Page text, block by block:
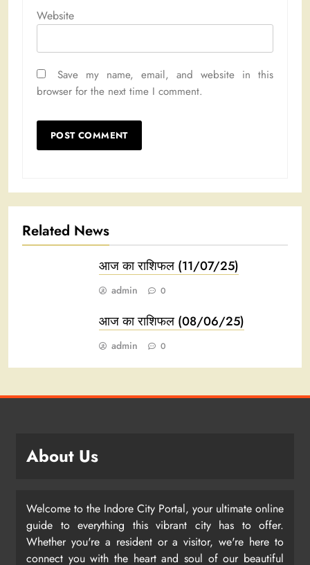
Website
Save my name, email, and website in this
browser for the next time I comment.
Related News
आज का राशिफल (11/07/25)
admin 0
आज का राशिफल (08/06/25)
admin 0
About Us
Welcome to the Indore City Portal, your ultimate online
guide to everything this vibrant city has to offer.
Whether you're a resident or a visitor, we're here to
connect you with the heart and soul of our beautiful